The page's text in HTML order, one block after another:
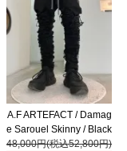
A.F ARTEFACT / Damag
e Sarouel Skinny / Black
48,000円(税込52,800円)